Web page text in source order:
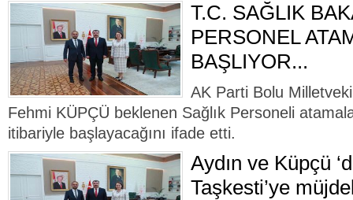
T.C. SAĞLIK
PERSONEL
BAŞLIYOR...
AK Parti Bolu
Fehmi KÜPÇÜ beklenen Sağlık Personeli
itibariyle başlayacağını ifade etti.
Aydın ve Küpçü
Taşkesti’ye